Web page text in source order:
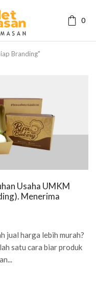
0
Branding"
Usaha UMKM
Menerima
jual harga lebih murah?
satu cara biar produk